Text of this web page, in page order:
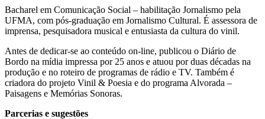
Bacharel em Comunicação Social – habilitação Jornalismo pela
UFMA, com pós-graduação em Jornalismo Cultural. É assessora de
imprensa, pesquisadora musical e entusiasta da cultura do vinil.
Antes de dedicar-se ao conteúdo on-line, publicou o Diário de
Bordo na mídia impressa por 25 anos e atuou por duas décadas na
produção e no roteiro de programas de rádio e TV. Também é
criadora do projeto Vinil & Poesia e do programa Alvorada –
Paisagens e Memórias Sonoras.
Parcerias e sugestões